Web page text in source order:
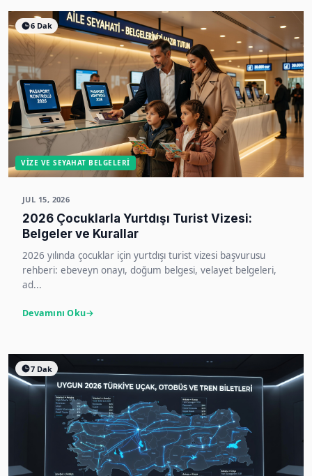
6 Dak
VIZE VE SEYAHAT BELGELERI
JUL 15, 2026
2026 Çocuklarla Yurtdışı Turist Vizesi:
Belgeler ve Kurallar
2026 yılında çocuklar için yurtdışı turist vizesi başvurusu
rehberi: ebeveyn onayı, doğum belgesi, velayet belgeleri,
ad...
Devamını Oku
7 Dak